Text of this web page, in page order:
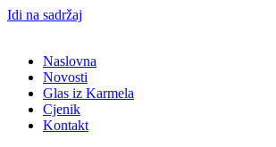
Idi na sadržaj
Naslovna
Novosti
Glas iz Karmela
Cjenik
Kontakt